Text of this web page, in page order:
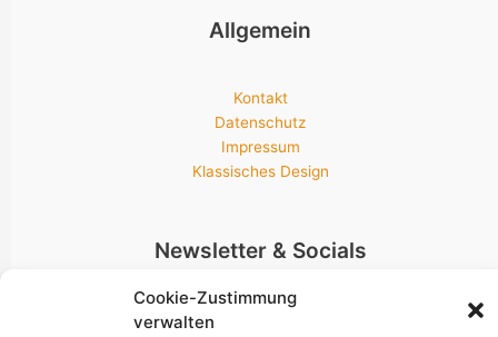
Cookie-Zustimmung
verwalten
Allgemein
Kontakt
Datenschutz
Impressum
Klassisches Design
Newsletter & Socials